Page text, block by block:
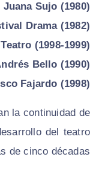
Juana Sujo (1980)
Drama (1982)
(1998‑1999)
Bello (1990)
Fajardo (1998)
la continuidad de
del teatro
de cinco décadas.